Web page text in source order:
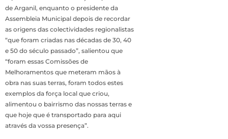
de Arganil, enquanto o presidente da
Assembleia Municipal depois de recordar
as origens das colectividades regionalistas
“que foram criadas nas décadas de 30, 40
e 50 do século passado”, salientou que
“foram essas Comissões de
Melhoramentos que meteram mãos à
obra nas suas terras, foram todos estes
exemplos da força local que criou,
alimentou o bairrismo das nossas terras e
que hoje que é transportado para aqui
através da vossa presença”.